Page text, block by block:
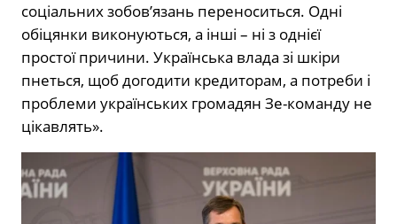
соціальних зобов’язань переноситься. Одні
обіцянки виконуються, а інші – ні з однієї
простої причини. Українська влада зі шкіри
пнеться, щоб догодити кредиторам, а потреби і
проблеми українських громадян Зе-команду не
цікавлять».